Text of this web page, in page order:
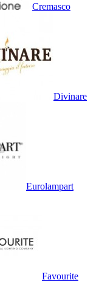
Cremasco
Divinare
Eurolampart
Favourite